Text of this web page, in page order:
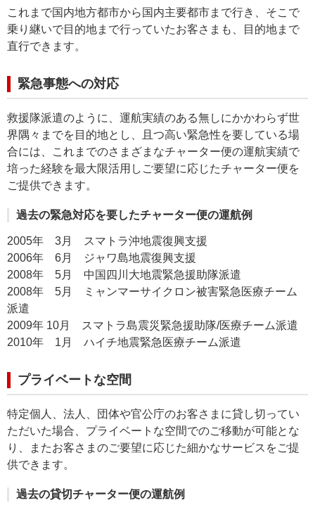
これまで国内地方都市から国内主要都市まで行き、そこで
乗り継いで目的地まで行っていたお客さまも、目的地まで
直行できます。
緊急事態への対応
救援隊派遣のように、運航実績のある無しにかかわらず世
界隅々までを目的地とし、且つ高い緊急性を要している場
合には、これまでのさまざまなチャーター便の運航実績で
培った経験を最大限活用しご要望に応じたチャーター便を
ご提供できます。
過去の緊急対応を要したチャーター便の運航例
2005年 3月 スマトラ沖地震復興支援
2006年 6月 ジャワ島地震復興支援
2008年 5月 中国四川大地震緊急援助隊派遣
2008年 5月 ミャンマーサイクロン被害緊急医療チーム
派遣
2009年 10月 スマトラ島震災緊急援助隊/医療チーム派遣
2010年 1月 ハイチ地震緊急医療チーム派遣
プライベートな空間
特定個人、法人、団体や官公庁のお客さまに貸し切ってい
ただいた場合、プライベートな空間でのご移動が可能とな
り、またお客さまのご要望に応じた細かなサービスをご提
供できます。
過去の貸切チャーター便の運航例